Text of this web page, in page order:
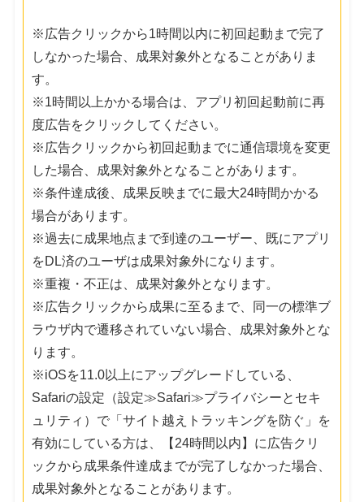
※広告クリックから1時間以内に初回起動まで完了
しなかった場合、成果対象外となることがありま
す。
※1時間以上かかる場合は、アプリ初回起動前に再
度広告をクリックしてください。
※広告クリックから初回起動までに通信環境を変更
した場合、成果対象外となることがあります。
※条件達成後、成果反映までに最大24時間かかる
場合があります。
※過去に成果地点まで到達のユーザー、既にアプリ
をDL済のユーザは成果対象外になります。
※重複・不正は、成果対象外となります。
※広告クリックから成果に至るまで、同一の標準ブ
ラウザ内で遷移されていない場合、成果対象外とな
ります。
※iOSを11.0以上にアップグレードしている、
Safariの設定（設定≫Safari≫プライバシーとセキ
ュリティ）で「サイト越えトラッキングを防ぐ」を
有効にしている方は、【24時間以内】に広告クリ
ックから成果条件達成までが完了しなかった場合、
成果対象外となることがあります。